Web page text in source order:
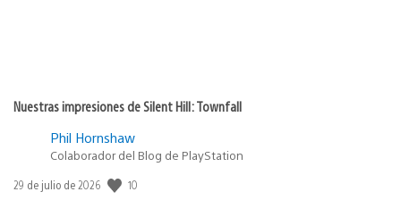
Nuestras impresiones de Silent Hill: Townfall
Phil Hornshaw
Colaborador del Blog de PlayStation
Fecha
29 de julio de 2026 10